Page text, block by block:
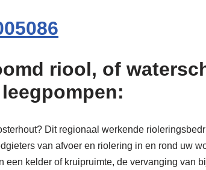
riool, of
Dit regionaal werkende
van afvoer en riolering in en rond uw
kelder of kruipruimte, de vervanging van